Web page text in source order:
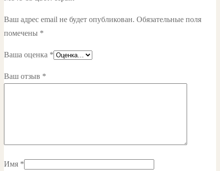
Ваш адрес email не будет опубликован. Обязательные поля
помечены *
Ваша оценка *
Ваш отзыв *
Имя *